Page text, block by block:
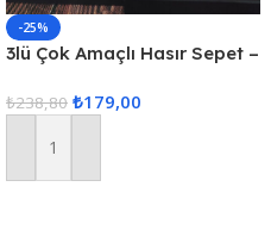
-25%
3lü Çok Amaçlı Hasır Sepet –
₺238,80 ₺179,00
Sepete Ekle